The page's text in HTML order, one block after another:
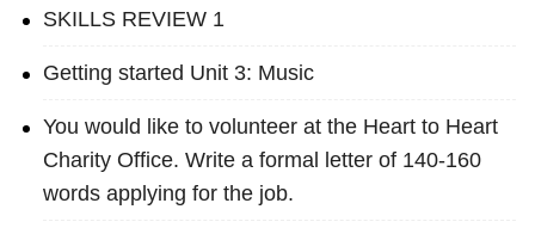
SKILLS REVIEW 1
Getting started Unit 3: Music
You would like to volunteer at the Heart to Heart
Charity Office. Write a formal letter of 140-160
words applying for the job.